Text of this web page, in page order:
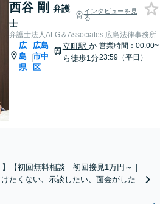
西谷 剛 弁護
士
インタビューを見
る
弁護士法人ALG＆Associates 広島法律事務所
広
島
県
|
広島
市中
区
立町駅 か
ら徒歩1分
営業時間：00:00~
23:59（平日）
【初回無料相談｜初回接見1万円～｜
たくない、示談したい、面会がした